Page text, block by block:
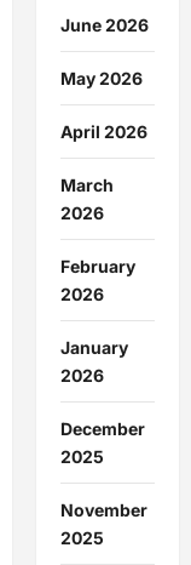
June 2026
May 2026
April 2026
March
2026
February
2026
January
2026
December
2025
November
2025